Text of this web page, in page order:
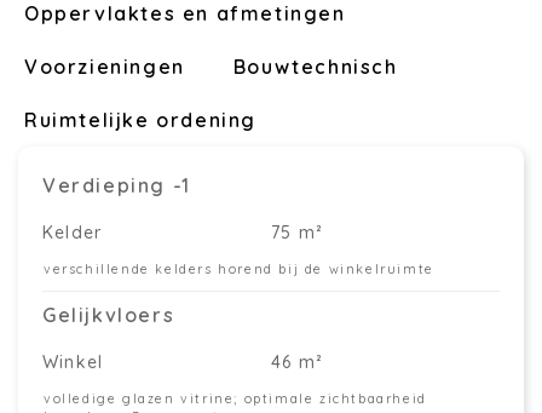
Oppervlaktes en afmetingen
Voorzieningen Bouwtechnisch
Ruimtelijke ordening
Verdieping -1
Kelder 75 m²
verschillende kelders horend bij de winkelruimte
Gelijkvloers
Winkel 46 m²
volledige glazen vitrine; optimale zichtbaarheid